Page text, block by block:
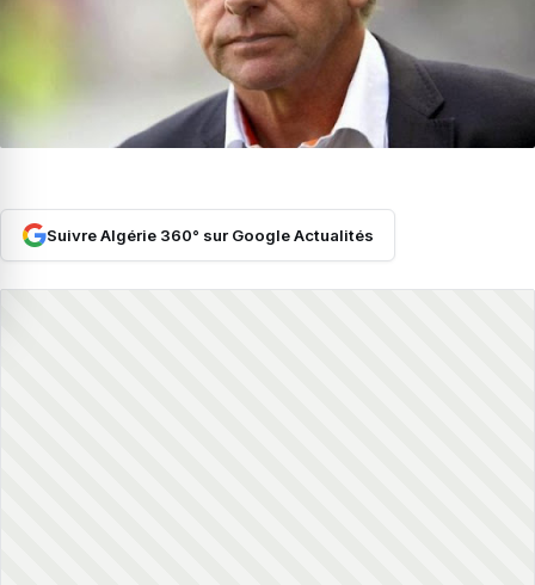
Suivre Algérie 360° sur Google Actualités